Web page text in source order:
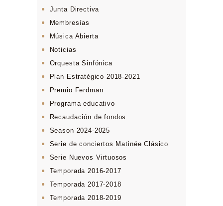
Junta Directiva
Membresías
Música Abierta
Noticias
Orquesta Sinfónica
Plan Estratégico 2018-2021
Premio Ferdman
Programa educativo
Recaudación de fondos
Season 2024-2025
Serie de conciertos Matinée Clásico
Serie Nuevos Virtuosos
Temporada 2016-2017
Temporada 2017-2018
Temporada 2018-2019